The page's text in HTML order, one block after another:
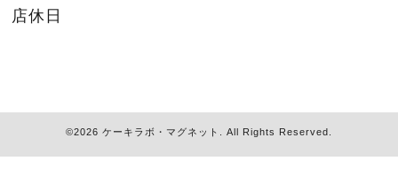
店休日
©2026 ケーキラボ・マグネット . All Rights Reserved.